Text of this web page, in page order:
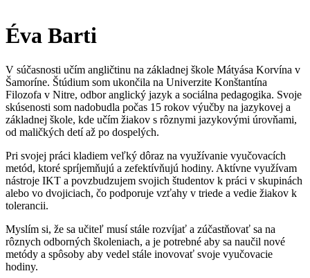
Éva Barti
V súčasnosti učím angličtinu na základnej škole Mátyása Korvína v
Šamoríne. Štúdium som ukončila na Univerzite Konštantína
Filozofa v Nitre, odbor anglický jazyk a sociálna pedagogika. Svoje
skúsenosti som nadobudla počas 15 rokov výučby na jazykovej a
základnej škole, kde učím žiakov s rôznymi jazykovými úrovňami,
od maličkých detí až po dospelých.
Pri svojej práci kladiem veľký dôraz na využívanie vyučovacích
metód, ktoré spríjemňujú a zefektívňujú hodiny. Aktívne využívam
nástroje IKT a povzbudzujem svojich študentov k práci v skupinách
alebo vo dvojiciach, čo podporuje vzťahy v triede a vedie žiakov k
tolerancii.
Myslím si, že sa učiteľ musí stále rozvíjať a zúčastňovať sa na
rôznych odborných školeniach, a je potrebné aby sa naučil nové
metódy a spôsoby aby vedel stále inovovať svoje vyučovacie
hodiny.